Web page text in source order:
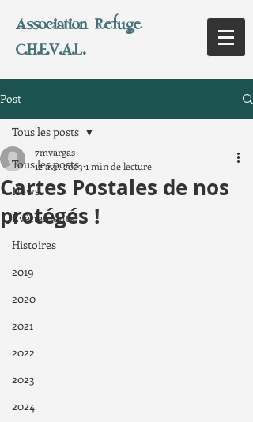
Association Refuge
C.H.E.V.A.L.
Post
Tous les posts
News
Evènements
Histoires
2019
2020
2021
2022
2023
2024
Tous les posts
Cartes Postales de nos
protégés !
7mvargas
12 avr. 2023 1 min de lecture